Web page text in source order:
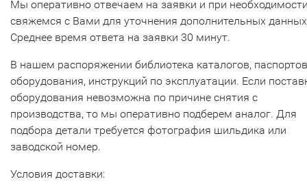
Мы оперативно отвечаем на заявки и при
свяжемся с Вами для уточнения дополнительных
Среднее время ответа на заявки 30 минут.
В нашем распоряжении библиотека каталогов, паспортов
оборудования, инструкций по эксплуатации. Если
оборудования невозможна по причине снятия с
производства, то мы оперативно подберем аналог. Для
подбора детали требуется фотография шильдика или
заводской номер.
Условия доставки: